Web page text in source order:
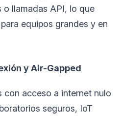
o llamadas API, lo que
equipos grandes y en
y Air-Gapped
con acceso a internet nulo
seguros, IoT